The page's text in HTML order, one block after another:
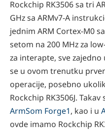
Rockchip RK3506 sa tri
GHz sa ARMv7-A
jednim ARM Cortex-M0
setom na 200 MHz za
za interapte, sve
se u ovom trenutku
operacije, posebno
Rockchip RK3506J.
ArmSom Forge1, kao i u
ovde imamo Rockchip